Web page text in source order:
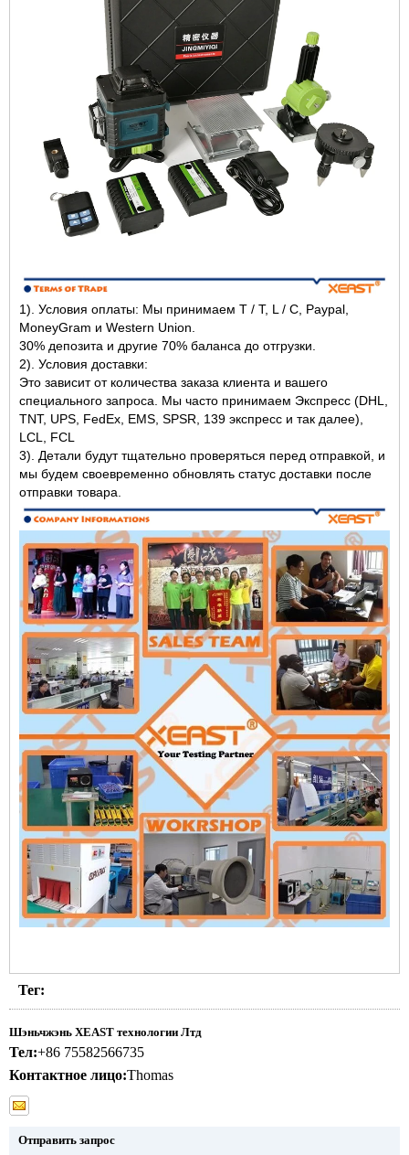
1). Условия оплаты: Мы принимаем T / T, L / C, Paypal,
MoneyGram и Western Union.
30% депозита и другие 70% баланса до отгрузки.
2). Условия доставки:
Это зависит от количества заказа клиента и вашего
специального запроса. Мы часто принимаем Экспресс (DHL,
TNT, UPS, FedEx, EMS, SPSR, 139 экспресс и так далее),
LCL, FCL
3). Детали будут тщательно проверяться перед отправкой, и
мы будем своевременно обновлять статус доставки после
отправки товара.
Тег:
Шэньчжэнь XEAST технологии Лтд
Тел:+86 75582566735
Контактное лицо:Thomas
Отправить запрос